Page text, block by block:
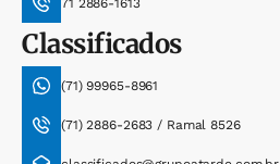
71 2886-1613
Classificados
(71) 99965-8961
(71) 2886-2683 / Ramal 8526